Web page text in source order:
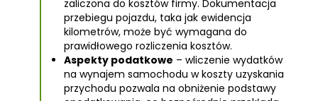
zaliczona do kosztów firmy. Dokumentacja
przebiegu pojazdu, taka jak ewidencja
kilometrów, może być wymagana do
prawidłowego rozliczenia kosztów.
Aspekty podatkowe – wliczenie wydatków
na wynajem samochodu w koszty uzyskania
przychodu pozwala na obniżenie podstawy